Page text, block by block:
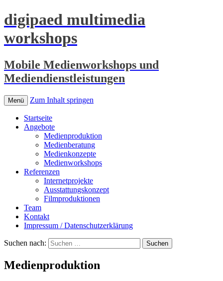
digipaed multimedia
workshops
Mobile Medienworkshops und
Mediendienstleistungen
Menü Zum Inhalt springen
Startseite
Angebote
Medienproduktion
Medienberatung
Medienkonzepte
Medienworkshops
Referenzen
Internetprojekte
Ausstattungskonzept
Filmproduktionen
Team
Kontakt
Impressum / Datenschutzerklärung
Suchen nach:
Medienproduktion